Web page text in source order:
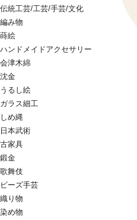
伝統工芸/工芸/手芸/文化
編み物
蒔絵
ハンドメイドアクセサリー
会津木綿
沈金
うるし絵
ガラス細工
しめ縄
日本武術
古家具
鍛金
歌舞伎
ビーズ手芸
織り物
染め物